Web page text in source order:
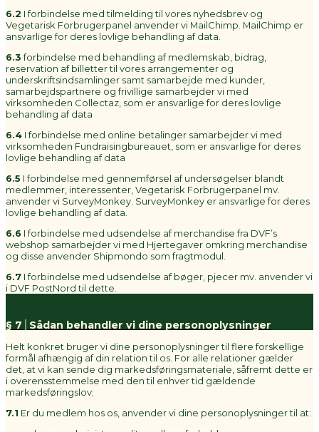
6.2 I forbindelse med tilmelding til vores nyhedsbrev og
Vegetarisk Forbrugerpanel anvender vi MailChimp. MailChimp er
ansvarlige for deres lovlige behandling af data.
6.3forbindelse med behandling af medlemskab, bidrag,
reservation af billetter til vores arrangementer og
underskriftsindsamlinger samt samarbejde med kunder,
samarbejdspartnere og frivillige samarbejder vi med
virksomheden Collectaz, som er ansvarlige for deres lovlige
behandling af data
6.4 I forbindelse med online betalinger samarbejder vi med
virksomheden Fundraisingbureauet, som er ansvarlige for deres
lovlige behandling af data
6.5 I forbindelse med gennemførsel af undersøgelser blandt
medlemmer, interessenter, Vegetarisk Forbrugerpanel mv.
anvender vi SurveyMonkey. SurveyMonkey er ansvarlige for deres
lovlige behandling af data.
6.6 I forbindelse med udsendelse af merchandise fra DVF’s
webshop samarbejder vi med Hjertegaver omkring merchandise
og disse anvender Shipmondo som fragtmodul.
6.7 I forbindelse med udsendelse af bøger, pjecer mv. anvender vi
i DVF PostNord til dette.
§ 7│Sådan behandler vi dine personoplysninger
Helt konkret bruger vi dine personoplysninger til flere forskellige
formål afhængig af din relation til os. For alle relationer gælder
det, at vi kan sende dig markedsføringsmateriale, såfremt dette er
i overensstemmelse med den til enhver tid gældende
markedsføringslov;
7.1 Er du medlem hos os, anvender vi dine personoplysninger til at: